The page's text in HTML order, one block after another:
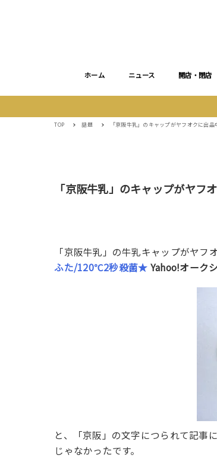
ホーム ニュース 開店・閉店
TOP 話題 「京阪牛乳」のキャップがヤフオクに出
「京阪牛乳」のキャップがヤフ
「京阪牛乳」の牛乳キャップがヤフ
ふた/120℃2秒殺菌★ Yahoo!オーク
と、「京阪」の文字につられて記事
じゃなかったです。